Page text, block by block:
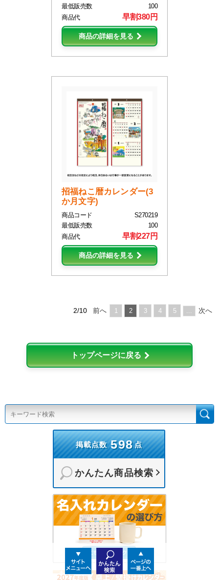
最低販売数
100
商品代
早割380円
商品の詳細を見る
招福ねこ暦カレンダー(3
か月文字)
商品コード
S270219
最低販売数
100
商品代
早割227円
商品の詳細を見る
2/10 前へ 1 2 3 4 5 ... 次へ
トップページに戻る
掲載点数 598点
かんたん商品検索